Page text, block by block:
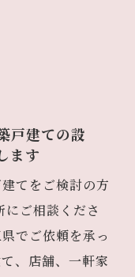
戸建ての設
ます
てをご検討の方
ご相談くださ
でご依頼を承っ
、店舗、一軒家